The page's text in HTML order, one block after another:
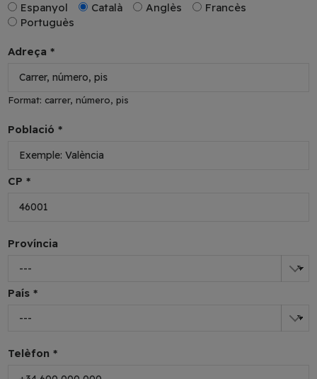
Espanyol
Català Anglès
Francès
Portuguès
Adreça *
Format: carrer, número, pis
Població *
CP *
Província
País *
Telèfon *